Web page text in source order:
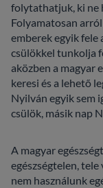
folytathatjuk, ki ne
Folyamatosan
emberek egyik
csülökkel tunkolja
aközben a magyar
keresi és a lehető
Nyilván egyik sem
csülök, másik nap
A magyar
egészségtelen,
nem használunk